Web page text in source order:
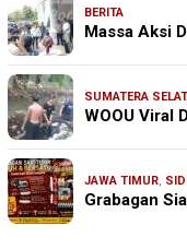
BERITA
Massa Aksi
SUMATERA
WOOU Viral
JAWA TIMUR,
Grabagan